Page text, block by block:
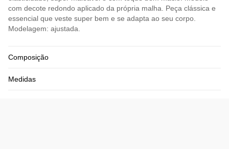
com decote redondo aplicado da própria malha. Peça clássica e
essencial que veste super bem e se adapta ao seu corpo.
Modelagem: ajustada.
Composição
Medidas